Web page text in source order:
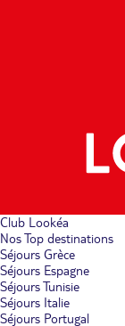
Club Lookéa
Nos Top destinations
Séjours Grèce
Séjours Espagne
Séjours Tunisie
Séjours Italie
Séjours Portugal